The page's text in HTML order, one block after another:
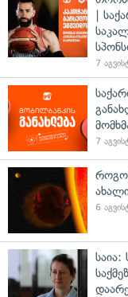
|
7
7
6
საია: